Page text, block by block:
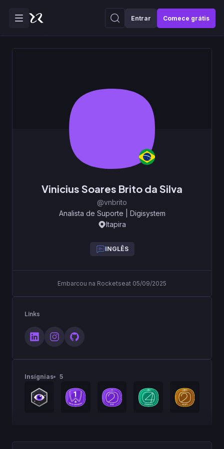
Entrar Comece grátis
Vinicius Soares Brito da Silva
@vnbrito
Analista de Suporte
Digisystem
Itapira
INGLÊS
Embarcou na Rocketseat 05/09/2025
Links
Insígnias 5